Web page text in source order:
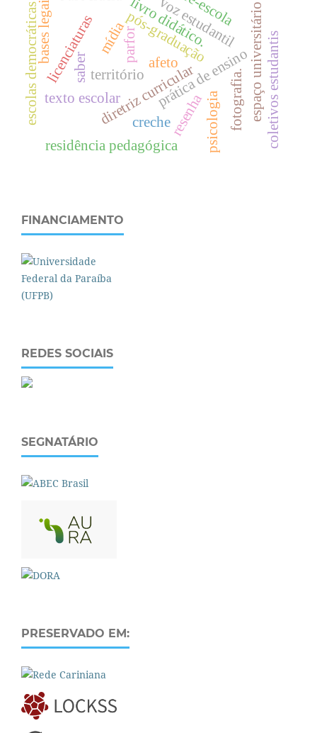
resenha
território
diretriz curricularprática de ensino
texto escolar espaço universitário
pós-graduação
saber
mídia
residência pedagógica
livro didático.
escolas democráticaslicenciaturas parfor voz estudantil
creche
bases legais
psicologia coletivos estudantis
fotografia.
afeto
FINANCIAMENTO
REDES SOCIAIS
SEGNATÁRIO
PRESERVADO EM: